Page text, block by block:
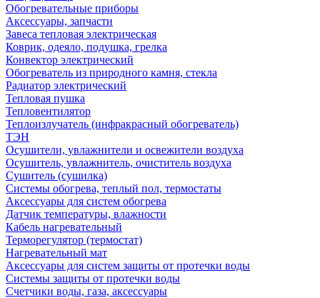
Обогревательные приборы
Аксессуары, запчасти
Завеса тепловая электрическая
Коврик, одеяло, подушка, грелка
Конвектор электрический
Обогреватель из природного камня, стекла
Радиатор электрический
Тепловая пушка
Тепловентилятор
Теплоизлучатель (инфракрасный обогреватель)
ТЭН
Осушители, увлажнители и освежители воздуха
Осушитель, увлажнитель, очиститель воздуха
Сушитель (сушилка)
Системы обогрева, теплый пол, термостаты
Аксессуары для систем обогрева
Датчик температуры, влажности
Кабель нагревательный
Терморегулятор (термостат)
Нагревательный мат
Аксессуары для систем защиты от протечки воды
Системы защиты от протечки воды
Счетчики воды, газа, аксессуары